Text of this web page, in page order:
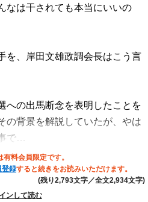
なは干されても本当にいいの
、岸田文雄政調会長はこう言
の出馬断念を表明したことを
の背景を解説していたが、やは
で…
有料会員限定です。
登録すると続きをお読みいただけます。
(残り2,793文字／全文2,934文字)
ンして読む